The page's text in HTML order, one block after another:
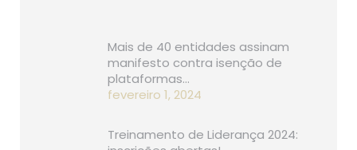
Mais de 40 entidades assinam
manifesto contra isenção de
plataformas…
fevereiro 1, 2024
Treinamento de Liderança 2024: